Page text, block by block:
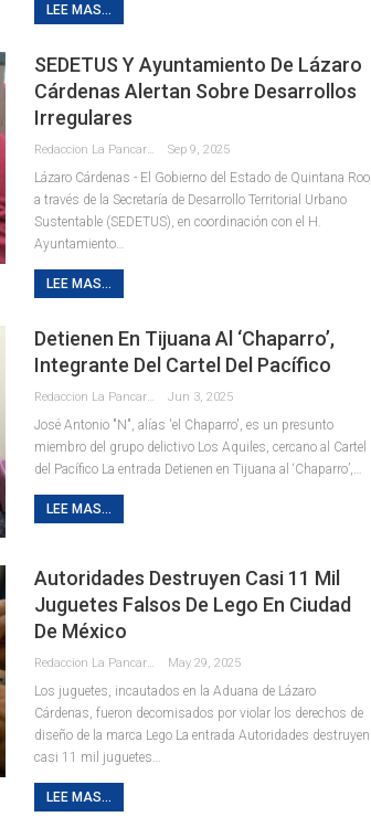
LEE MAS...
SEDETUS Y Ayuntamiento De Lázaro
Cárdenas Alertan Sobre Desarrollos
Irregulares
Sep 9, 2025
Lázaro Cárdenas - El Gobierno del Estado de Quintana Roo,
a través de la Secretaría de Desarrollo Territorial Urbano
Sustentable (SEDETUS), en coordinación con el H.
Ayuntamiento
LEE MAS...
Detienen En Tijuana Al ‘Chaparro’,
Integrante Del Cartel Del Pacífico
Jun 3, 2025
José Antonio "N", alías 'el Chaparro', es un presunto
miembro del grupo delictivo Los Aquiles, cercano al Cartel
del Pacífico La entrada Detienen en Tijuana al ‘Chaparro’,…
LEE MAS...
Autoridades Destruyen Casi 11 Mil
Juguetes Falsos De Lego En Ciudad
De México
May 29, 2025
Los juguetes, incautados en la Aduana de Lázaro
Cárdenas, fueron decomisados por violar los derechos de
diseño de la marca Lego La entrada Autoridades destruyen
casi 11 mil juguetes…
LEE MAS...